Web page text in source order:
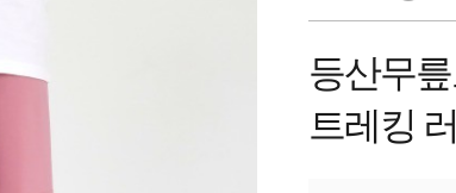
등산무
트레킹